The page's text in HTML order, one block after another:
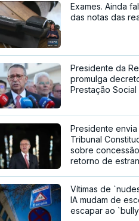
Exames. Ainda
das notas das
Presidente da
promulga
Prestação Social
Presidente
Tribunal
sobre
retorno de
Vítimas de
IA mudam de
escapar ao